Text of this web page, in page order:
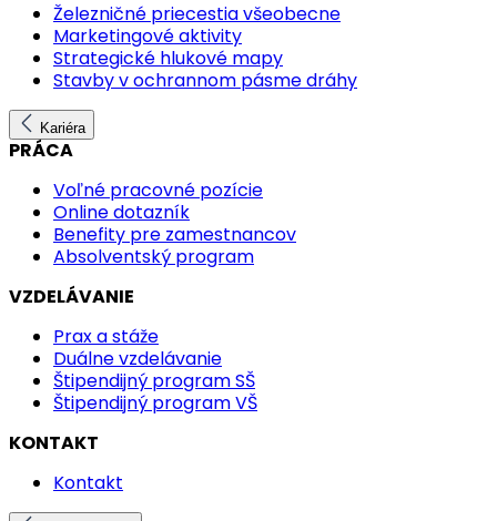
Železničné priecestia všeobecne
Marketingové aktivity
Strategické hlukové mapy
Stavby v ochrannom pásme dráhy
Kariéra
PRÁCA
Voľné pracovné pozície
Online dotazník
Benefity pre zamestnancov
Absolventský program
VZDELÁVANIE
Prax a stáže
Duálne vzdelávanie
Štipendijný program SŠ
Štipendijný program VŠ
KONTAKT
Kontakt